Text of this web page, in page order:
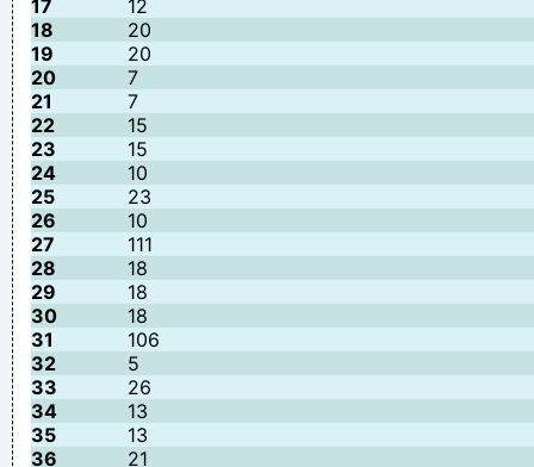
17
12
18
20
19
20
20
7
21
7
22
15
23
15
24
10
25
23
26
10
27
111
28
18
29
18
30
18
31
106
32
5
33
26
34
13
35
13
36
21